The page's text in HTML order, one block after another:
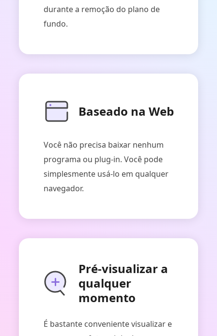
durante a remoção do plano de
fundo.
Baseado na Web
Você não precisa baixar nenhum
programa ou plug-in. Você pode
simplesmente usá-lo em qualquer
navegador.
Pré-visualizar a
qualquer
momento
É bastante conveniente visualizar e